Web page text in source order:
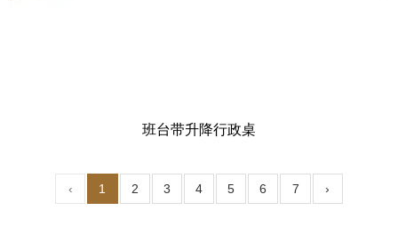
班台带升降行政桌
‹ 1 2 3 4 5 6 7 ›